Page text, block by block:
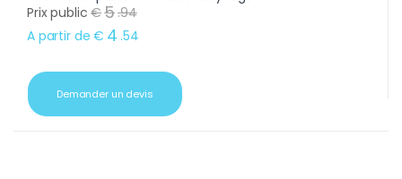
Prix public €5.94
A partir de € 4 .54
Demander un devis